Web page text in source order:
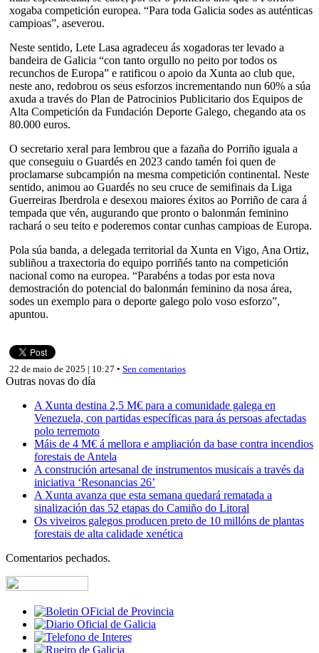
xogaba competición europea. “Para toda Galicia sodes as auténticas
campioas”, aseverou.
Neste sentido, Lete Lasa agradeceu ás xogadoras ter levado a
bandeira de Galicia “con tanto orgullo no peito por todos os
recunchos de Europa” e ratificou o apoio da Xunta ao club que,
neste ano, redobrou os seus esforzos incrementando nun 60% a súa
axuda a través do Plan de Patrocinios Publicitario dos Equipos de
Alta Competición da Fundación Deporte Galego, chegando ata os
80.000 euros.
O secretario xeral para lembrou que a fazaña do Porriño iguala a
que conseguiu o Guardés en 2023 cando tamén foi quen de
proclamarse subcampión na mesma competición continental. Neste
sentido, animou ao Guardés no seu cruce de semifinais da Liga
Guerreiras Iberdrola e desexou maiores éxitos ao Porriño de cara á
tempada que vén, augurando que pronto o balonmán feminino
rachará o seu teito e poderemos contar cunhas campioas de Europa.
Pola súa banda, a delegada territorial da Xunta en Vigo, Ana Ortiz,
subliñou a traxectoria do equipo porriñés tanto na competición
nacional como na europea. “Parabéns a todas por esta nova
demostración do potencial do balonmán feminino da nosa área,
sodes un exemplo para o deporte galego polo voso esforzo”,
apuntou.
22 de maio de 2025 | 10:27 • Sen comentarios
Outras novas do día
A Xunta destina 2,5 M€ para a comunidade galega en
Venezuela, con partidas específicas para ás persoas afectadas
polo terremoto
Máis de 4 M€ á mellora e ampliación da base contra incendios
forestais de Antela
A construción artesanal de instrumentos musicais a través da
iniciativa ‘Resonancias 26’
A Xunta avanza que esta semana quedará rematada a
sinalización das 52 etapas do Camiño do Litoral
Os viveiros galegos producen preto de 10 millóns de plantas
forestais de alta calidade xenética
Comentarios pechados.